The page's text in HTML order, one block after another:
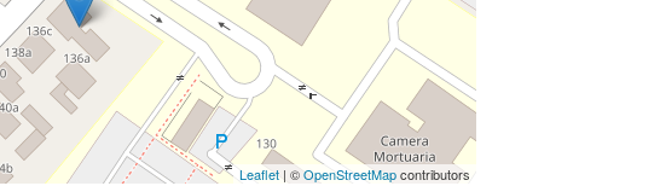
Leaflet| ©OpenStreetMapcontributors